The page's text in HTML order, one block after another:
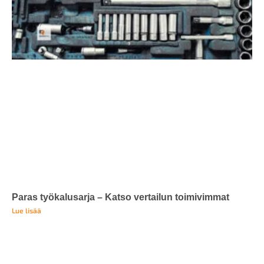
Paras työkalusarja – Katso vertailun toimivimmat
Lue lisää